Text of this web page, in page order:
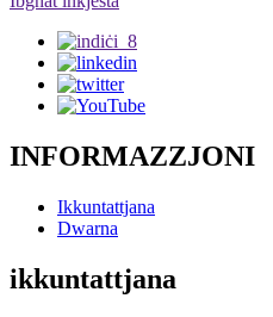
INFORMAZZJONI
Ikkuntattjana
Dwarna
ikkuntattjana